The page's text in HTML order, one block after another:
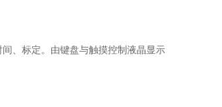
、标定。由键盘与触摸控制液晶显示